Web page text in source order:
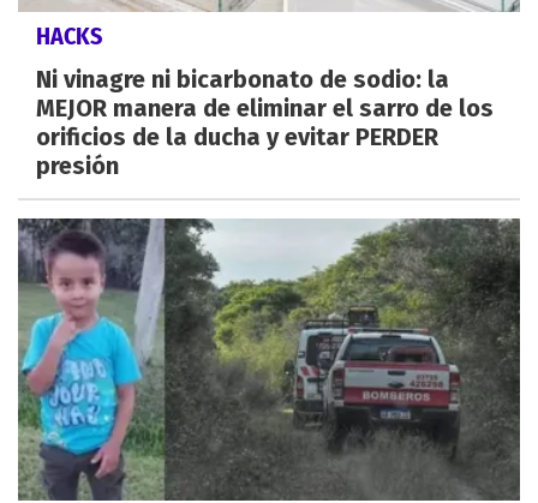
HACKS
Ni vinagre ni bicarbonato de sodio: la
MEJOR manera de eliminar el sarro de los
orificios de la ducha y evitar PERDER
presión